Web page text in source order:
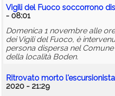
Vigili del Fuoco soccorrono
- 08:01
Domenica 1 novembre alle
dei Vigili del Fuoco, è
persona dispersa nel
della località Boden.
Ritrovato morto l'escursionista
2020 - 21:29